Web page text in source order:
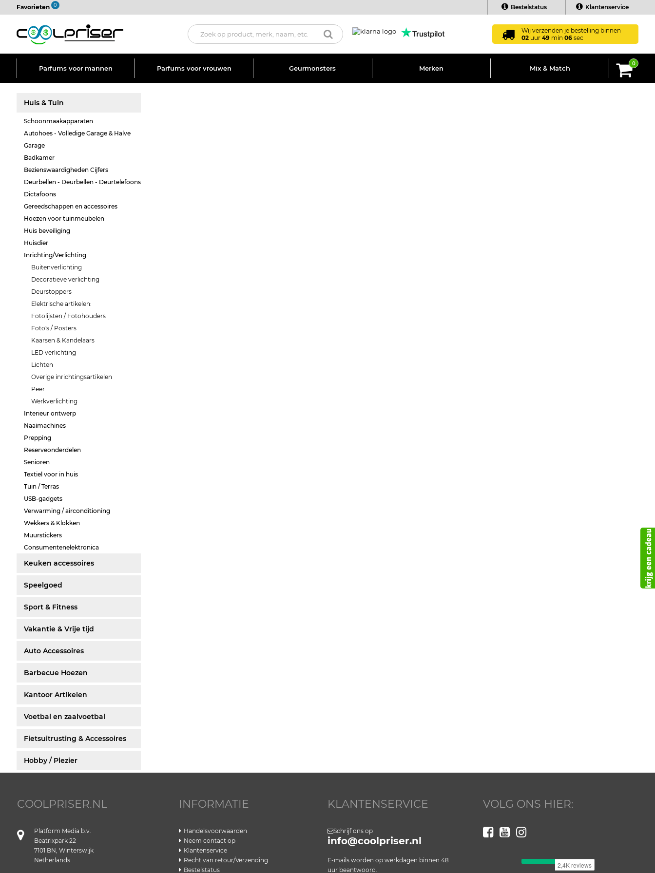
Favorieten 0 Bestelstatus Klantenservice
Wij verzenden je bestelling binnen
02 uur49 min05sec
Parfums voor mannen Parfums voor vrouwen Geurmonsters Merken Mix & Match
0
Huis & Tuin
Schoonmaakapparaten
Autohoes - Volledige Garage & Halve
Garage
Badkamer
Bezienswaardigheden Cijfers
Deurbellen - Deurbellen - Deurtelefoons
Dictafoons
Gereedschappen en accessoires
Hoezen voor tuinmeubelen
Huis beveiliging
Huisdier
Inrichting/Verlichting
Buitenverlichting
Decoratieve verlichting
Deurstoppers
Elektrische artikelen:
Fotolijsten / Fotohouders
Foto's / Posters
Kaarsen & Kandelaars
LED verlichting
Lichten
Overige inrichtingsartikelen
Peer
Werkverlichting
Interieur ontwerp
Naaimachines
Prepping
Reserveonderdelen
Senioren
Textiel voor in huis
Tuin / Terras
USB-gadgets
Verwarming / airconditioning
Wekkers & Klokken
Muurstickers
Consumentenelektronica
Keuken accessoires
Speelgoed
Sport & Fitness
Vakantie & Vrije tijd
Auto Accessoires
Barbecue Hoezen
Kantoor Artikelen
Voetbal en zaalvoetbal
Fietsuitrusting & Accessoires
Hobby / Plezier
COOLPRISER.NL
Platform Media b.v.
Beatrixpark 22
7101 BN, Winterswijk
Netherlands
INFORMATIE
Handelsvoorwaarden
Neem contact op
Klantenservice
Recht van retour/Verzending
Bestelstatus
KLANTENSERVICE
Schrijf ons op
info@coolpriser.nl
E-mails worden op werkdagen binnen 48
uur beantwoord.
VOLG ONS HIER: